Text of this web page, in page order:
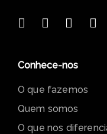
Conhece-nos
O que fazemos
Quem somos
O que nos